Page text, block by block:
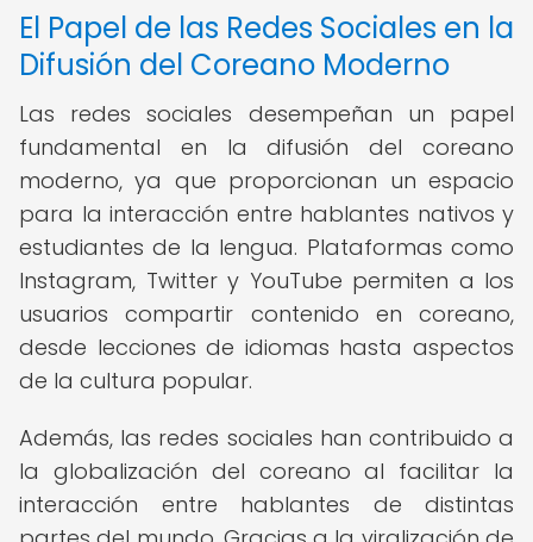
El Papel de las Redes Sociales en la
Difusión del Coreano Moderno
Las redes sociales desempeñan un papel
fundamental en la difusión del coreano
moderno, ya que proporcionan un espacio
para la interacción entre hablantes nativos y
estudiantes de la lengua. Plataformas como
Instagram, Twitter y YouTube permiten a los
usuarios compartir contenido en coreano,
desde lecciones de idiomas hasta aspectos
de la cultura popular.
Además, las redes sociales han contribuido a
la globalización del coreano al facilitar la
interacción entre hablantes de distintas